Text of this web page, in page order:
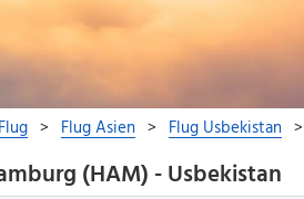
(HAM) - Usbekistan